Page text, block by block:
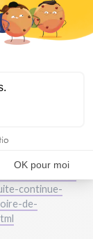
potable de
la gravité
réalité.
secheresse-
continue-
de-